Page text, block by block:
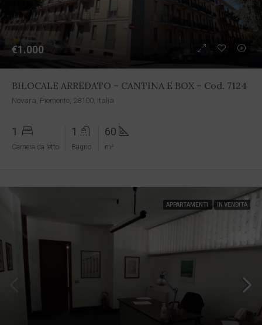
€1.000
BILOCALE ARREDATO – CANTINA E BOX – Cod. 7124
Novara, Piemonte, 28100, Italia
1
Camera da letto
1
Bagno
60
m²
APPARTAMENTI IN VENDITA